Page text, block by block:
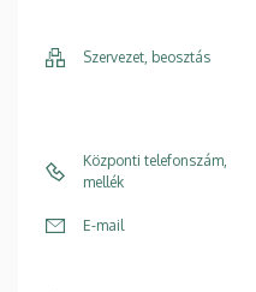
Szervezet, beosztás
Központi telefonszám,
mellék
E-mail